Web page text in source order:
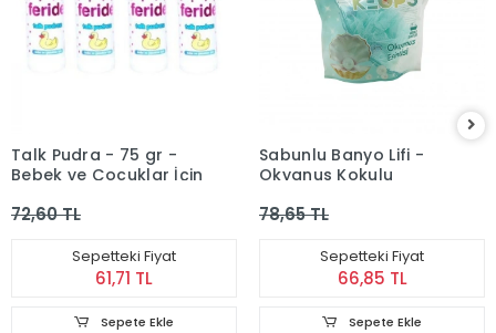
Talk Pudra - 75 gr -
Bebek ve Çocuklar İçin
72,60 TL
Sepetteki Fiyat
61,71 TL
Sepete Ekle
Sabunlu Banyo Lifi -
Okyanus Kokulu
78,65 TL
Sepetteki Fiyat
66,85 TL
Sepete Ekle